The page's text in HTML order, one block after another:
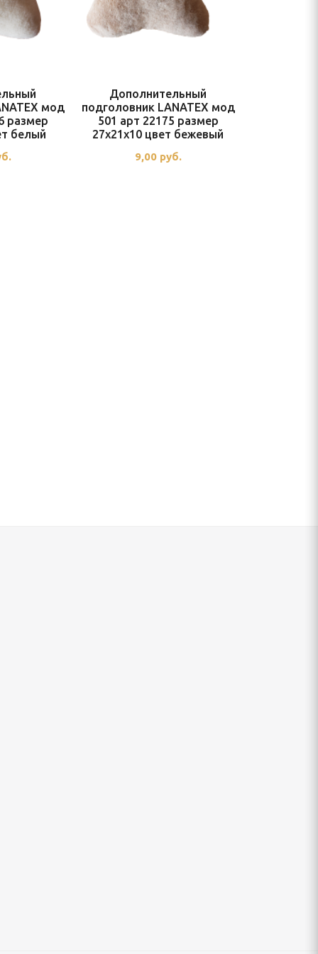
мод
размер
белый
Дополнительный
подголовник LANATEX мод
501 арт 22175 размер
27x21x10 цвет бежевый
9,00 руб.